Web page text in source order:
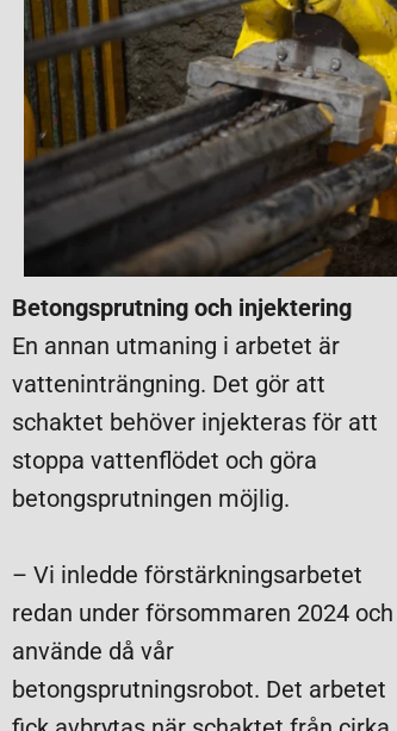
Betongsprutning och injektering
En annan utmaning i arbetet är
vatteninträngning. Det gör att
schaktet behöver injekteras för att
stoppa vattenflödet och göra
betongsprutningen möjlig.
– Vi inledde förstärkningsarbetet
redan under försommaren 2024 och
använde då vår
betongsprutningsrobot. Det arbetet